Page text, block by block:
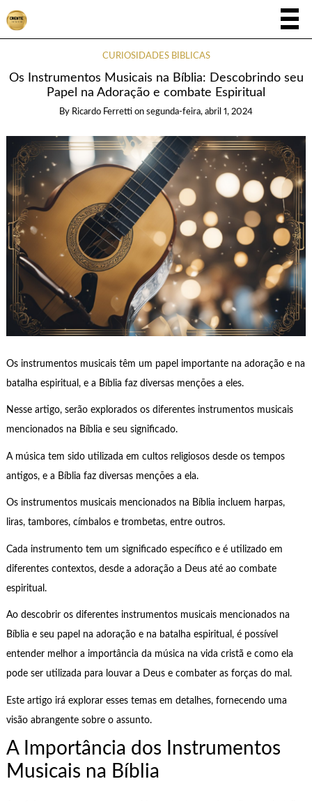
CURIOSIDADES BÍBLICAS
Os Instrumentos Musicais na Bíblia: Descobrindo seu
Papel na Adoração e combate Espiritual
By Ricardo Ferretti on segunda-feira, abril 1, 2024
Os instrumentos musicais têm um papel importante na adoração e na
batalha espiritual, e a Bíblia faz diversas menções a eles.
Nesse artigo, serão explorados os diferentes instrumentos musicais
mencionados na Bíblia e seu significado.
A música tem sido utilizada em cultos religiosos desde os tempos
antigos, e a Bíblia faz diversas menções a ela.
Os instrumentos musicais mencionados na Bíblia incluem harpas,
liras, tambores, címbalos e trombetas, entre outros.
Cada instrumento tem um significado específico e é utilizado em
diferentes contextos, desde a adoração a Deus até ao combate
espiritual.
Ao descobrir os diferentes instrumentos musicais mencionados na
Bíblia e seu papel na adoração e na batalha espiritual, é possível
entender melhor a importância da música na vida cristã e como ela
pode ser utilizada para louvar a Deus e combater as forças do mal.
Este artigo irá explorar esses temas em detalhes, fornecendo uma
visão abrangente sobre o assunto.
A Importância dos Instrumentos
Musicais na Bíblia